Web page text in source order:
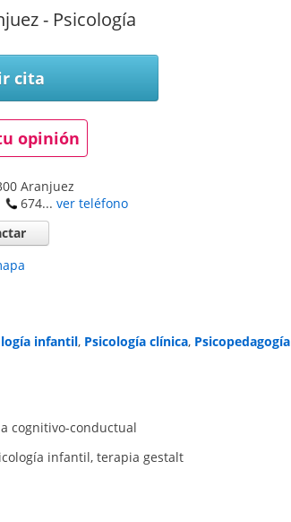
- Psicología
cita
opinión
Aranjuez
674... ver teléfono
infantil, Psicología clínica, Psicopedagogía
cognitivo-conductual
infantil, terapia gestalt